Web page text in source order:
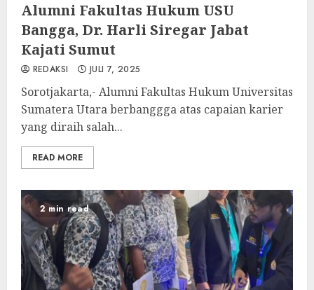
Alumni Fakultas Hukum USU
Bangga, Dr. Harli Siregar Jabat
Kajati Sumut
REDAKSI JULI 7, 2025
Sorotjakarta,- Alumni Fakultas Hukum Universitas
Sumatera Utara berbanggga atas capaian karier
yang diraih salah...
READ MORE
2 min read